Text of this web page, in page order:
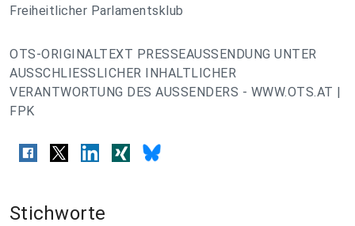
Freiheitlicher Parlamentsklub
OTS-ORIGINALTEXT PRESSEAUSSENDUNG UNTER
AUSSCHLIESSLICHER INHALTLICHER
VERANTWORTUNG DES AUSSENDERS - WWW.OTS.AT |
FPK
Stichworte